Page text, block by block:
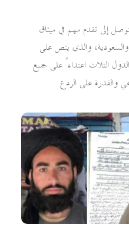
إلى تقدم مهم في ميثاق
والسعودية، والذي ينص على
الثلاث اعتداءً على جميع
والقدرة على الردع